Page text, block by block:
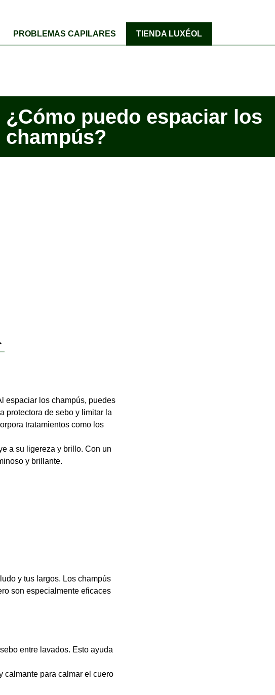
PROBLEMAS CAPILARES TIENDA LUXÉOL
¿Cómo puedo espaciar los
champús?
espaciar los champús, puedes
protectora de sebo y limitar la
tratamientos como los
a su ligereza y brillo. Con un
y brillante.
y tus largos. Los champús
son especialmente eficaces
entre lavados. Esto ayuda
calmante para calmar el cuero